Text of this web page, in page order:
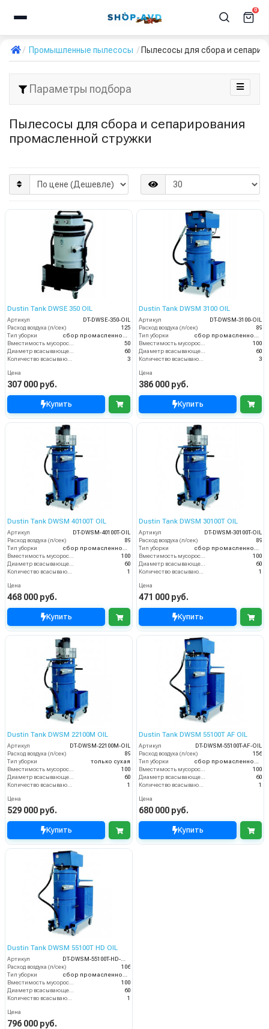
0
Промышленные пылесосы Пылесосы для сбора и
Параметры подбора
Пылесосы для сбора и сепарирования
промасленной стружки
Dustin Tank DWSE 350 OIL
Артикул
DT-DWSE-350-OIL
Расход воздуха (л/сек)
125
Тип уборки
50
60
3
Цена
307 000 руб.
Купить
Dustin Tank DWSM 3100 OIL
Артикул
DT-DWSM-3100-OIL
Расход воздуха (л/сек)
89
Тип уборки
100
60
3
Цена
386 000 руб.
Купить
Dustin Tank DWSM 40100T OIL
Артикул
DT-DWSM-40100T-OIL
Расход воздуха (л/сек)
89
Тип уборки
сбор промасленной стружки
Вместимость мусоросборника (л)
100
Диаметр всасывающего отверстия (мм)
60
Количество всасывающих турбин (шт)
1
Цена
468 000 руб.
Купить
Dustin Tank DWSM 30100T OIL
Артикул
DT-DWSM-30100T-OIL
Расход воздуха (л/сек)
89
Тип уборки
сбор промасленной стружки
Вместимость мусоросборника (л)
100
Диаметр всасывающего отверстия (мм)
60
Количество всасывающих турбин (шт)
1
Цена
471 000 руб.
Купить
Dustin Tank DWSM 22100M OIL
Артикул
DT-DWSM-22100M-OIL
Расход воздуха (л/сек)
89
Тип уборки
только сухая
Вместимость мусоросборника (л)
100
Диаметр всасывающего отверстия (мм)
60
Количество всасывающих турбин (шт)
1
Цена
529 000 руб.
Купить
Dustin Tank DWSM 55100T AF OIL
Артикул
DT-DWSM-55100T-AF-OIL
Расход воздуха (л/сек)
156
Тип уборки
сбор промасленной стружки
Вместимость мусоросборника (л)
100
Диаметр всасывающего отверстия (мм)
60
Количество всасывающих турбин (шт)
1
Цена
680 000 руб.
Купить
Dustin Tank DWSM 55100T HD OIL
Артикул
Расход воздуха (л/сек)
106
Тип уборки
100
60
1
Цена
796 000 руб.